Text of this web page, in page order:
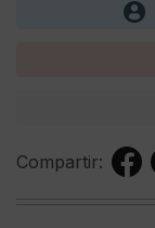
Compartir: